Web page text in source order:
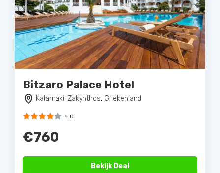
Bitzaro Palace Hotel
Kalamaki, Zakynthos, Griekenland
4.0
€760
Bekijk Deal